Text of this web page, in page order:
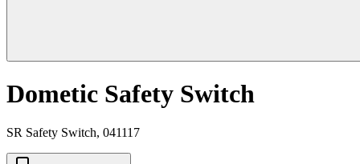
Dometic Safety Switch
SR Safety Switch, 041117